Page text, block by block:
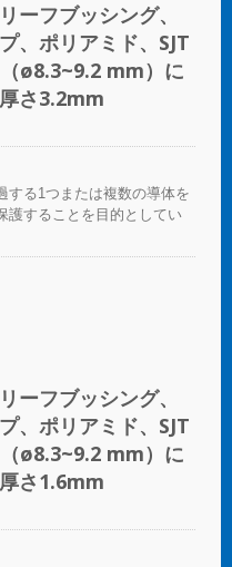
ーフブッシング、
、ポリアミド、SJT
ø8.3~9.2 mm）に
さ3.2mm
する1つまたは複数の導体を
護することを目的としてい
ーフブッシング、
、ポリアミド、SJT
ø8.3~9.2 mm）に
さ1.6mm